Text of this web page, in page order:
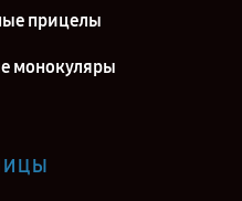
Fortuna General 19M6 в г.
Fortuna General 19M6 в г. Киров
прицелы
монокуляры